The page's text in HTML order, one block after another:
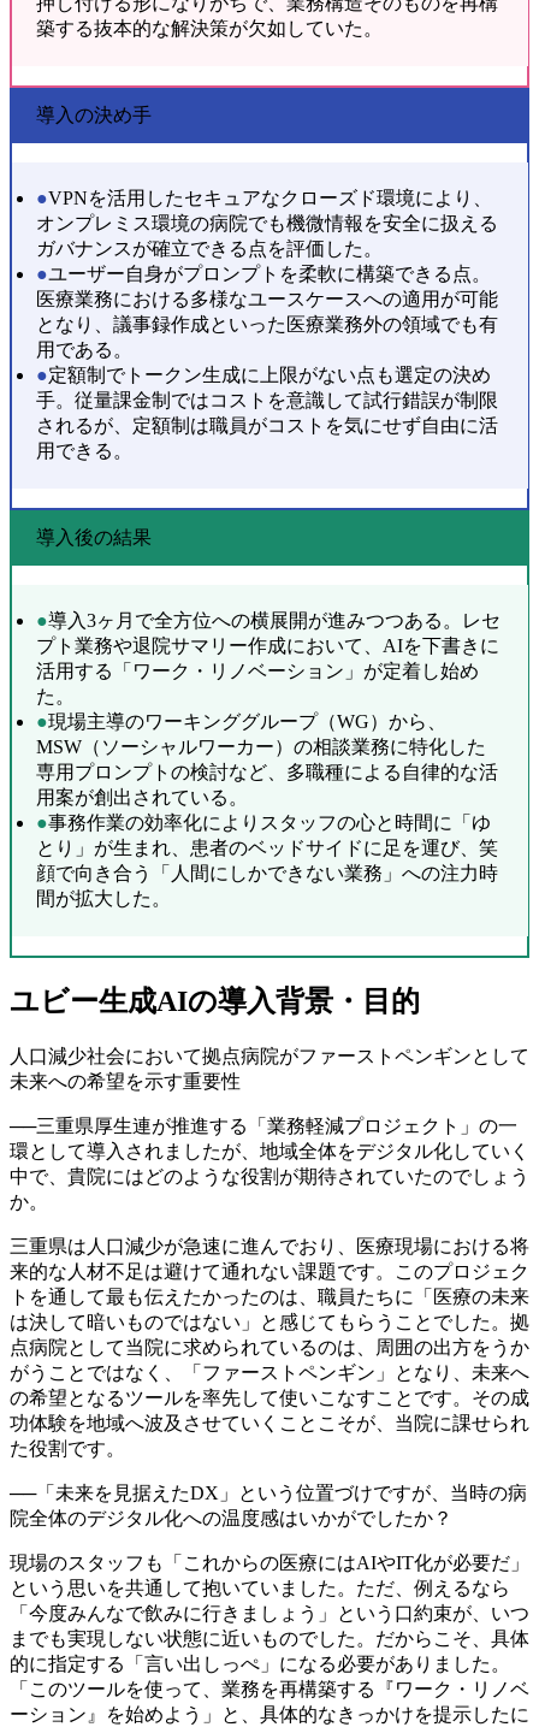
築する抜本的な解決策が欠如していた。
導入の決め手
●VPNを活用したセキュアなクローズド環境により、
オンプレミス環境の病院でも機微情報を安全に扱える
ガバナンスが確立できる点を評価した。
●ユーザー自身がプロンプトを柔軟に構築できる点。
医療業務における多様なユースケースへの適用が可能
となり、議事録作成といった医療業務外の領域でも有
用である。
●定額制でトークン生成に上限がない点も選定の決め
手。従量課金制ではコストを意識して試行錯誤が制限
されるが、定額制は職員がコストを気にせず自由に活
用できる。
導入後の結果
●導入3ヶ月で全方位への横展開が進みつつある。レセ
プト業務や退院サマリー作成において、AIを下書きに
活用する「ワーク・リノベーション」が定着し始め
た。
●現場主導のワーキンググループ（WG）から、
MSW（ソーシャルワーカー）の相談業務に特化した
専用プロンプトの検討など、多職種による自律的な活
用案が創出されている。
●事務作業の効率化によりスタッフの心と時間に「ゆ
とり」が生まれ、患者のベッドサイドに足を運び、笑
顔で向き合う「人間にしかできない業務」への注力時
間が拡大した。
ユビー生成AIの導入背景・目的
人口減少社会において拠点病院がファーストペンギンとして
未来への希望を示す重要性
──三重県厚生連が推進する「業務軽減プロジェクト」の一
環として導入されましたが、地域全体をデジタル化していく
中で、貴院にはどのような役割が期待されていたのでしょう
か。
三重県は人口減少が急速に進んでおり、医療現場における将
来的な人材不足は避けて通れない課題です。このプロジェク
トを通して最も伝えたかったのは、職員たちに「医療の未来
は決して暗いものではない」と感じてもらうことでした。拠
点病院として当院に求められているのは、周囲の出方をうか
がうことではなく、「ファーストペンギン」となり、未来へ
の希望となるツールを率先して使いこなすことです。その成
功体験を地域へ波及させていくことこそが、当院に課せられ
た役割です。
──「未来を見据えたDX」という位置づけですが、当時の病
院全体のデジタル化への温度感はいかがでしたか？
現場のスタッフも「これからの医療にはAIやIT化が必要だ」
という思いを共通して抱いていました。ただ、例えるなら
「今度みんなで飲みに行きましょう」という口約束が、いつ
までも実現しない状態に近いものでした。だからこそ、具体
的に指定する「言い出しっぺ」になる必要がありました。
「このツールを使って、業務を再構築する『ワーク・リノベ
ーション』を始めよう」と、具体的なきっかけを提示したに